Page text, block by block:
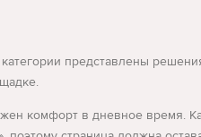
представлены
комфорт в дневное время.